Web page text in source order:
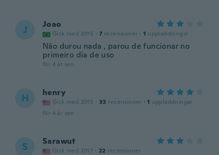
J Joao
Gick med 2015 · 7 recensioner · 1 uppladdningar
Não durou nada , parou de funcionar no
primeiro dia de uso
för 4 år sen
H henry
Gick med 2015 · 33 recensioner · 1 uppladdningar
för 4 år sen
S Sarawut
Gick med 2017 · 22 recensioner